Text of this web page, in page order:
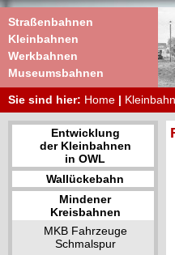
Straßenbahnen
Kleinbahnen
Werkbahnen
Museumsbahnen
Sie sind hier: Home |
Entwicklung
der Kleinbahnen
in OWL
Wallückebahn
Mindener
Kreisbahnen
MKB Fahrzeuge
Schmalspur